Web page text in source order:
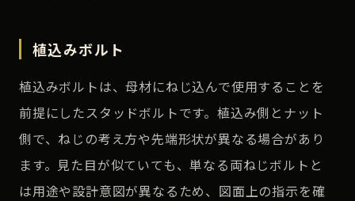
植込みボルト
植込みボルトは、母材にねじ込んで使用することを
前提にしたスタッドボルトです。植込み側とナット
側で、ねじの考え方や先端形状が異なる場合があり
ます。見た目が似ていても、単なる両ねじボルトと
は用途や設計意図が異なるため、図面上の指示を確